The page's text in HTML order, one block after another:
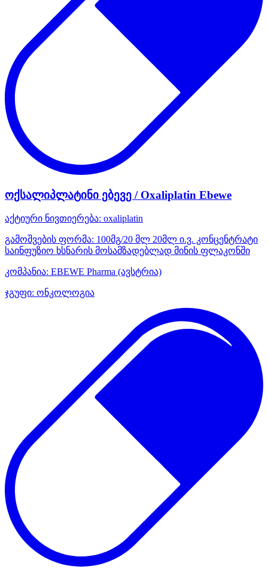
ოქსალიპლატინი ებევე / Oxaliplatin Ebewe
აქტიური ნივთიერება: oxaliplatin
გამოშვების ფორმა: 100მგ/20 მლ 20მლ ი.ვ. კონცენტრატი
საინფუზიო ხსნარის მოსამზადებლად მინის ფლაკონში
კომპანია: EBEWE Pharma (ავსტრია)
ჯგუფი: ონკოლოგია